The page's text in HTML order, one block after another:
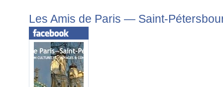
Les Amis de Paris — Saint-